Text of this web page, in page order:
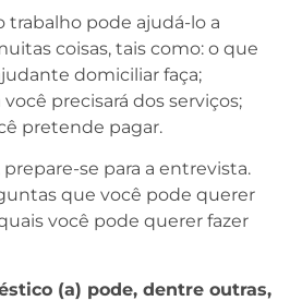
trabalho pode ajudá-lo a
coisas, tais como: o que
domiciliar faça;
precisará dos serviços;
pretende pagar.
se para a entrevista.
que você pode querer
você pode querer fazer
(a) pode, dentre outras,